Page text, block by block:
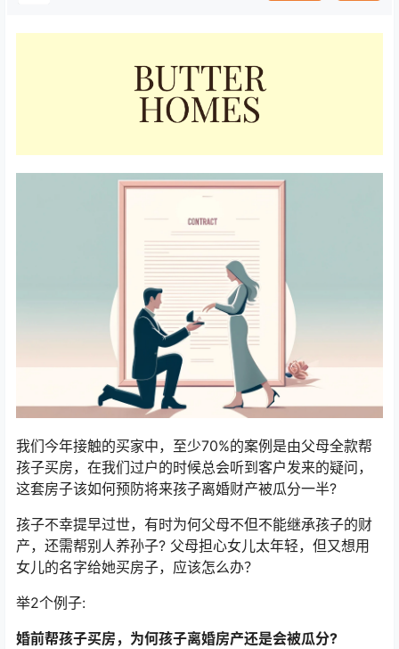
我们今年接触的买家中，至少70%的案例是由父母全款帮
孩子买房，在我们过户的时候总会听到客户发来的疑问，
这套房子该如何预防将来孩子离婚财产被瓜分一半?
孩子不幸提早过世，有时为何父母不但不能继承孩子的财
产，还需帮别人养孙子? 父母担心女儿太年轻，但又想用
女儿的名字给她买房子，应该怎么办？
举2个例子:
婚前帮孩子买房，为何孩子离婚房产还是会被瓜分?